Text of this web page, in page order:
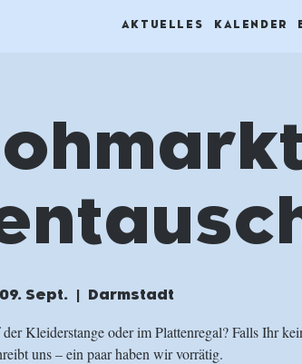
KALENDER
AKTUELLES
Sept.
  |
Darmstadt
Kleiderstange oder im Plattenregal? Falls Ihr
uns – ein paar haben wir vorrätig.